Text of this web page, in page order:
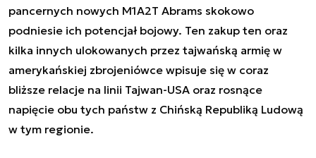
pancernych nowych M1A2T Abrams skokowo
podniesie ich potencjał bojowy. Ten zakup ten oraz
kilka innych ulokowanych przez tajwańską armię w
amerykańskiej zbrojeniówce wpisuje się w coraz
bliższe relacje na linii Tajwan-USA oraz rosnące
napięcie obu tych państw z Chińską Republiką Ludową
w tym regionie.